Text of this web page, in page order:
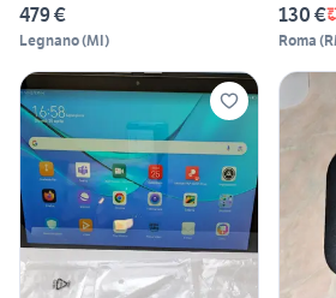
479 €
Legnano(MI)
130 €
Roma (